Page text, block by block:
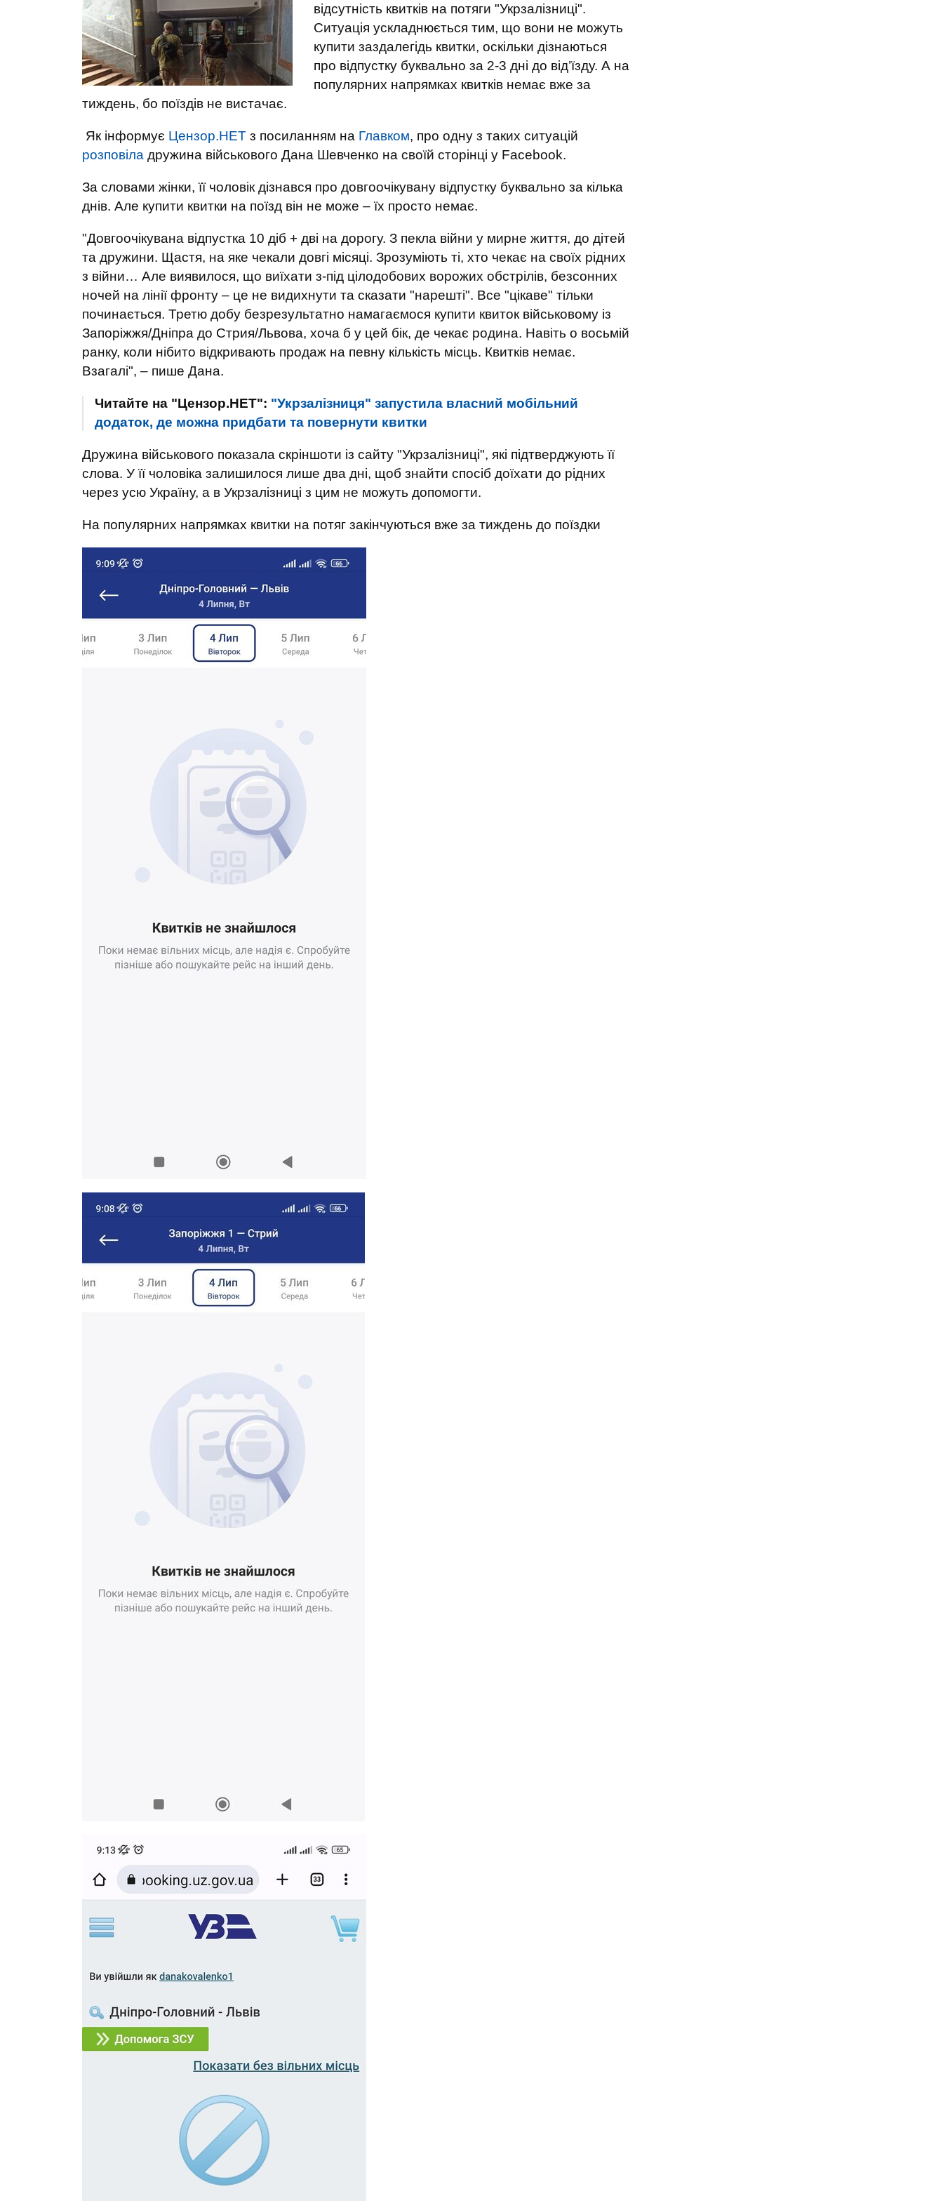
відсутність квитків на потяги "Укрзалізниці".
Ситуація ускладнюється тим, що вони не можуть
купити заздалегідь квитки, оскільки дізнаються
про відпустку буквально за 2-3 дні до від’їзду. А на
популярних напрямках квитків немає вже за
тиждень, бо поїздів не вистачає.
Як інформує Цензор.НЕТ з посиланням на Главком, про одну з таких ситуацій
розповіла дружина військового Дана Шевченко на своїй сторінці у Facebook.
За словами жінки, її чоловік дізнався про довгоочікувану відпустку буквально за кілька
днів. Але купити квитки на поїзд він не може – їх просто немає.
"Довгоочікувана відпустка 10 діб + дві на дорогу. З пекла війни у мирне життя, до дітей
та дружини. Щастя, на яке чекали довгі місяці. Зрозуміють ті, хто чекає на своїх рідних
з війни… Але виявилося, що виїхати з-під цілодобових ворожих обстрілів, безсонних
ночей на лінії фронту – це не видихнути та сказати "нарешті". Все "цікаве" тільки
починається. Третю добу безрезультатно намагаємося купити квиток військовому із
Запоріжжя/Дніпра до Стрия/Львова, хоча б у цей бік, де чекає родина. Навіть о восьмій
ранку, коли нібито відкривають продаж на певну кількість місць. Квитків немає.
Взагалі", – пише Дана.
Читайте на "Цензор.НЕТ": "Укрзалізниця" запустила власний мобільний
додаток, де можна придбати та повернути квитки
Дружина військового показала скріншоти із сайту "Укрзалізниці", які підтверджують її
слова. У її чоловіка залишилося лише два дні, щоб знайти спосіб доїхати до рідних
через усю Україну, а в Укрзалізниці з цим не можуть допомогти.
На популярних напрямках квитки на потяг закінчуються вже за тиждень до поїздки